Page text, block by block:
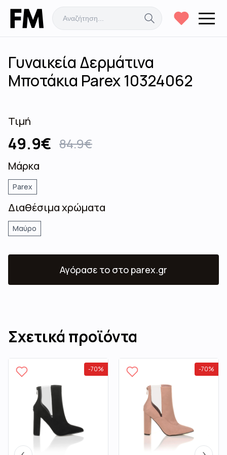
Γυναικεία Δερμάτινα
Μποτάκια Parex 10324062
Τιμή
49.9€ 84.9€
Μάρκα
Parex
Διαθέσιμα χρώματα
Μαύρο
Αγόρασε το στο parex.gr
Σχετικά προϊόντα
-70% -70%